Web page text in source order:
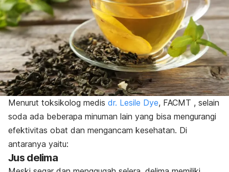
Menurut toksikolog medis dr. Lesile Dye, FACMT , selain
soda ada beberapa minuman lain yang bisa mengurangi
efektivitas obat dan mengancam kesehatan. Di
antaranya yaitu:
Jus delima